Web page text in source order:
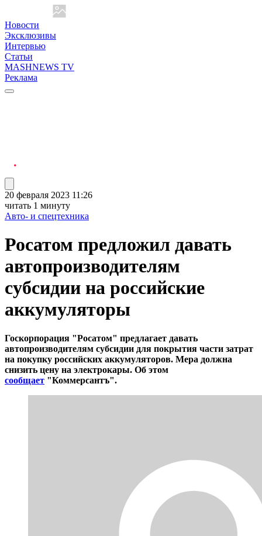
Новости
Эксклюзивы
Интервью
Статьи
MASHNEWS TV
Реклама
20 февраля 2023 11:26
читать 1 минуту
Авто- и спецтехника
Росатом предложил давать
автопроизводителям
субсидии на российские
аккумуляторы
Госкорпорация "Росатом" предлагает давать
автопроизводителям субсидии для покрытия части затрат
на покупку российских аккумуляторов. Мера должна
снизить цену на электрокары. Об этом
сообщает "Коммерсантъ".